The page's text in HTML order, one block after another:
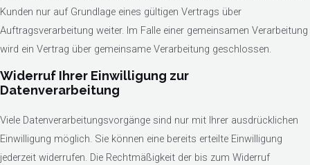
Kunden nur auf Grundlage eines gültigen Vertrags über
Auftragsverarbeitung weiter. Im Falle einer gemeinsamen Verarbeitung
wird ein Vertrag über gemeinsame Verarbeitung geschlossen.
Widerruf Ihrer Einwilligung zur
Datenverarbeitung
Viele Datenverarbeitungsvorgänge sind nur mit Ihrer ausdrücklichen
Einwilligung möglich. Sie können eine bereits erteilte Einwilligung
jederzeit widerrufen. Die Rechtmäßigkeit der bis zum Widerruf